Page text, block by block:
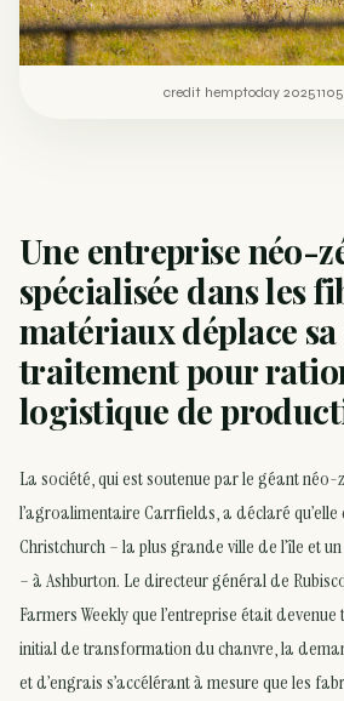
credit hemptoday
Une entreprise néo-
spécialisée dans les
matériaux déplace
traitement pour
logistique de
La société, qui est soutenue par le géant
l’agroalimentaire Carrfields, a déclaré qu’elle
Christchurch – la plus grande ville de l’île et
– à Ashburton. Le directeur général de
Farmers Weekly que l’entreprise était
initial de transformation du chanvre, la
et d’engrais s’accélérant à mesure que les